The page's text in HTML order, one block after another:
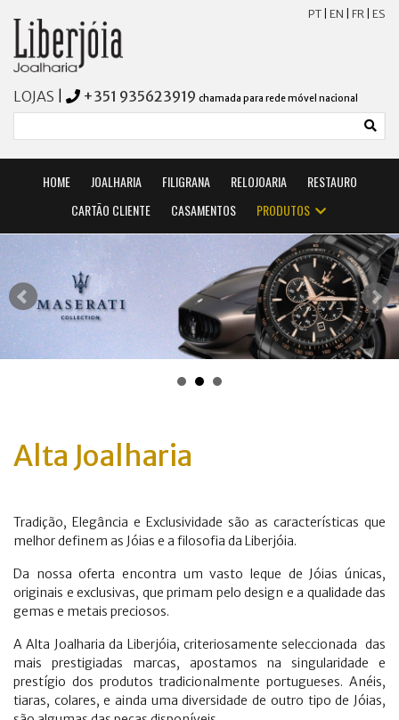
PT EN FR ES
LOJAS +351 935623919 chamada para rede móvel nacional
HOME JOALHARIA FILIGRANA RELOJOARIA
RESTAURO
CARTÃO CLIENTE
CASAMENTOS PRODUTOS
Alta Joalharia
Tradição, Elegância e Exclusividade são as características que
melhor definem as Jóias e a filosofia da Liberjóia.
Da nossa oferta encontra um vasto leque de Jóias únicas,
originais e exclusivas, que primam pelo design e a qualidade das
gemas e metais preciosos.
A Alta Joalharia da Liberjóia, criteriosamente seleccionada das
mais prestigiadas marcas, apostamos na singularidade e
prestígio dos produtos tradicionalmente portugueses. Anéis,
tiaras, colares, e ainda uma diversidade de outro tipo de Jóias,